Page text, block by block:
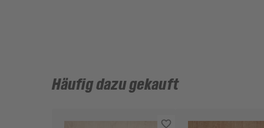
Häufig dazu gekauft